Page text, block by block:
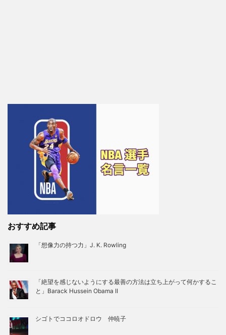
おすすめ記事
「想像力の持つ力」J. K. Rowling
「絶望を感じないようにする最善の方法は立ち上がって何かするこ
と」Barack Hussein Obama II
シゴトでココロオドロウ 仲暁子